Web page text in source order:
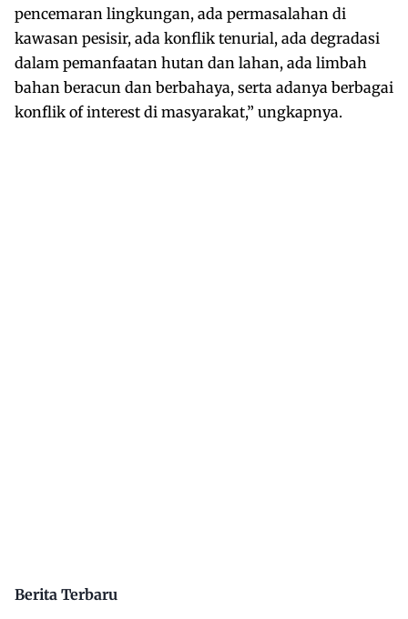
pencemaran lingkungan, ada permasalahan di
kawasan pesisir, ada konflik tenurial, ada degradasi
dalam pemanfaatan hutan dan lahan, ada limbah
bahan beracun dan berbahaya, serta adanya berbagai
konflik of interest di masyarakat,” ungkapnya.
Berita Terbaru